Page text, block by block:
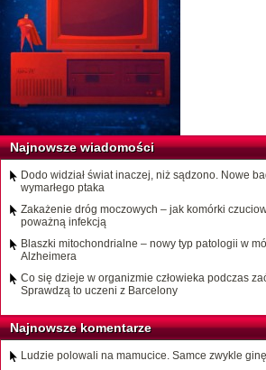
Najnowsze wiadomości
Dodo widział świat inaczej, niż sądzono. Nowe
wymarłego ptaka
Zakażenie dróg moczowych – jak komórki
poważną infekcją
Blaszki mitochondrialne – nowy typ patologii w
Alzheimera
Co się dzieje w organizmie człowieka podczas
Sprawdzą to uczeni z Barcelony
Najnowsze komentarze
Ludzie polowali na mamucice. Samce zwykle